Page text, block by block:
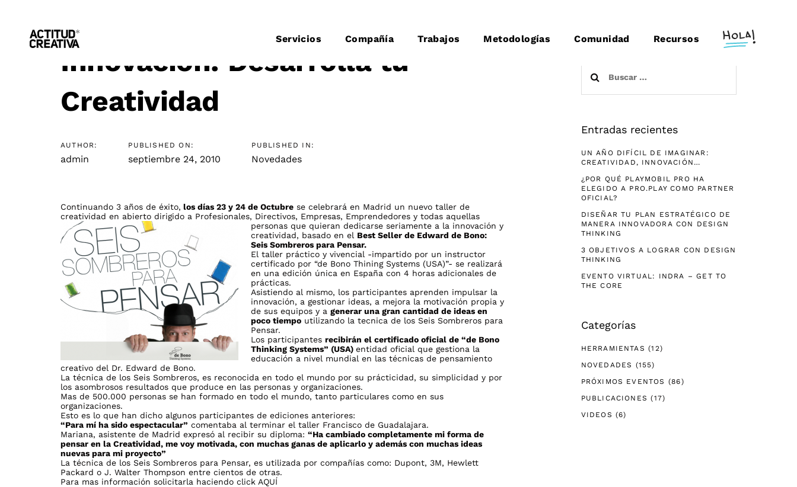
navigation
Servicios Compañía Trabajos Metodologías Comunidad Recursos
Innovación: Desarrolla tu
Creatividad
AUTHOR:
admin
PUBLISHED ON:
septiembre 24, 2010
PUBLISHED IN:
Novedades
Continuando 3 años de éxito, los días 23 y 24 de Octubre se celebrará en Madrid un nuevo taller de
creatividad en abierto dirigido a Profesionales, Directivos, Empresas, Emprendedores y todas aquellas
personas que quieran dedicarse seriamente a la innovación y
creatividad, basado en el Best Seller de Edward de Bono:
Seis Sombreros para Pensar.
El taller práctico y vivencial -impartido por un instructor
certificado por “de Bono Thining Systems (USA)”- se realizará
en una edición única en España con 4 horas adicionales de
prácticas.
Asistiendo al mismo, los participantes aprenden impulsar la
innovación, a gestionar ideas, a mejora la motivación propia y
de sus equipos y a generar una gran cantidad de ideas en
poco tiempo utilizando la tecnica de los Seis Sombreros para
Pensar.
Los participantes recibirán el certificado oficial de “de Bono
Thinking Systems” (USA) entidad oficial que gestiona la
educación a nivel mundial en las técnicas de pensamiento
creativo del Dr. Edward de Bono.
La técnica de los Seis Sombreros, es reconocida en todo el mundo por su prácticidad, su simplicidad y por
los asombrosos resultados que produce en las personas y organizaciones.
Mas de 500.000 personas se han formado en todo el mundo, tanto particulares como en sus
organizaciones.
Esto es lo que han dicho algunos participantes de ediciones anteriores:
“Para mí ha sido espectacular” comentaba al terminar el taller Francisco de Guadalajara.
Mariana, asistente de Madrid expresó al recibir su diploma: “Ha cambiado completamente mi forma de
pensar en la Creatividad, me voy motivada, con muchas ganas de aplicarlo y además con muchas ideas
nuevas para mi proyecto”
La técnica de los Seis Sombreros para Pensar, es utilizada por compañías como: Dupont, 3M, Hewlett
Packard o J. Walter Thompson entre cientos de otras.
Para mas información solicitarla haciendo click AQUÍ
navigation
Entradas recientes
UN AÑO DIFÍCIL DE IMAGINAR:
CREATIVIDAD, INNOVACIÓN…
¿POR QUÉ PLAYMOBIL PRO HA
ELEGIDO A PRO.PLAY COMO PARTNER
OFICIAL?
DISEÑAR TU PLAN ESTRATÉGICO DE
MANERA INNOVADORA CON DESIGN
THINKING
3 OBJETIVOS A LOGRAR CON DESIGN
THINKING
EVENTO VIRTUAL: INDRA – GET TO
THE CORE
Categorías
HERRAMIENTAS (12)
NOVEDADES (155)
PRÓXIMOS EVENTOS (86)
PUBLICACIONES (17)
VIDEOS (6)